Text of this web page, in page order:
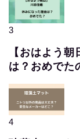
3
【おはよう
は？おめでた
4